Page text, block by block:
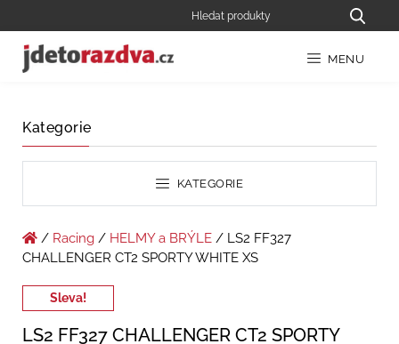
MENU
Kategorie
KATEGORIE
/ Racing / HELMY a BRÝLE / LS2 FF327
CHALLENGER CT2 SPORTY WHITE XS
Sleva!
LS2 FF327 CHALLENGER CT2 SPORTY